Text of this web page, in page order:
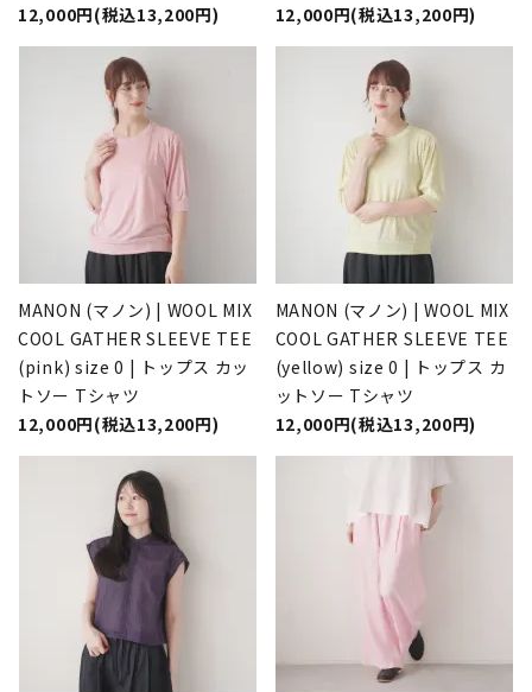
12,000円(税込13,200円)
12,000円(税込13,200円)
MANON (マノン) | WOOL MIX
COOL GATHER SLEEVE TEE
(pink) size 0 | トップス カッ
トソー Tシャツ
12,000円(税込13,200円)
MANON (マノン) | WOOL MIX
COOL GATHER SLEEVE TEE
(yellow) size 0 | トップス カ
ットソー Tシャツ
12,000円(税込13,200円)